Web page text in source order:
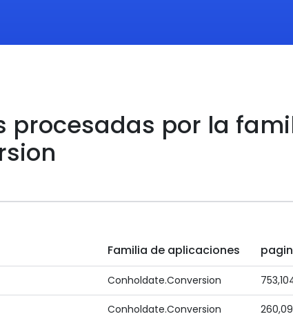
procesadas por la
Familia de aplicaciones
Conholdate.Conversion
Conholdate.Conversion